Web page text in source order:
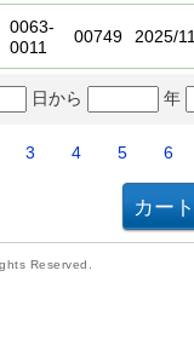
0063-
0011
00749 2025/
日から 年
3 4 5 6
Reserved.